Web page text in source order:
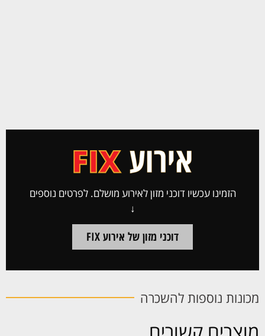
הזמינו עכשיו דוכני מזון לאירוע מושלם. לפרטים נוספים
↓
דוכני מזון של אירוע FIX
מכונות נוספות להשכרה